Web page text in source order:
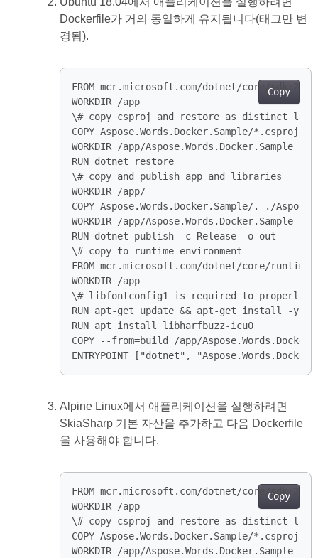
Dockerfile가 거의 동일하게 유지됩니다(태그만 변
경됨).
Copy
WORKDIR /app
WORKDIR /app/Aspose.Words.Docker.Sample
RUN dotnet restore
WORKDIR /app/
WORKDIR /app/Aspose.Words.Docker.Sample
WORKDIR /app
RUN apt install libharfbuzz-icu0
ENTRYPOINT ["dotnet",
Alpine Linux에서 애플리케이션을 실행하려면
SkiaSharp 기본 자산을 추가하고 다음 Dockerfile
을 사용해야 합니다.
Copy
WORKDIR /app
WORKDIR /app/Aspose.Words.Docker.Sample